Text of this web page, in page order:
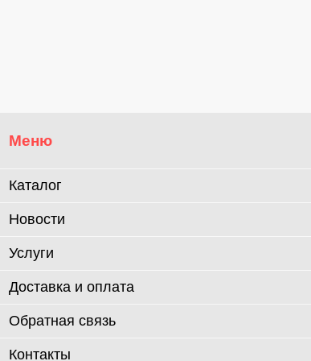
Меню
Каталог
Новости
Услуги
Доставка и оплата
Обратная связь
Контакты